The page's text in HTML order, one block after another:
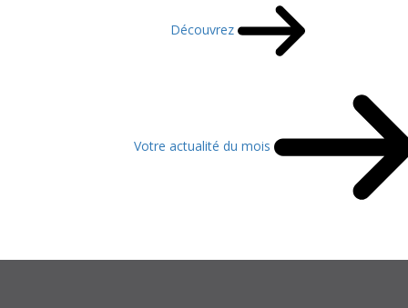
Découvrez
Votre actualité du mois